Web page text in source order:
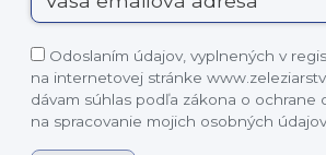
Odoslaním údajov, vyplnených v
na internetovej stránke
dávam súhlas podľa zákona o ochrane
na spracovanie mojich osobných údajov.